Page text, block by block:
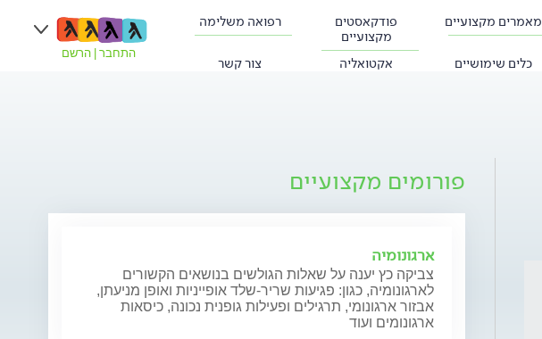
מאמרים מקצועיים
פודקאסטים
מקצועיים
רפואה משלימה
כלים שימושיים אקטואליה צור קשר
התחבר הרשם
פורומים מקצועיים
ארגונומיה
צביקה כץ יענה על שאלות הגולשים בנושאים הקשורים
לארגונומיה, כגון: פגיעות שריר-שלד אופייניות ואופן מניעתן,
אבזור ארגונומי, תרגילים ופעילות גופנית נכונה, כיסאות
ארגונומים ועוד